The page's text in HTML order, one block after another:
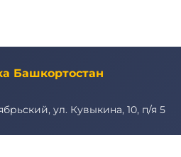
Башкортостан
ул. Кувыкина, 10, п/я 5